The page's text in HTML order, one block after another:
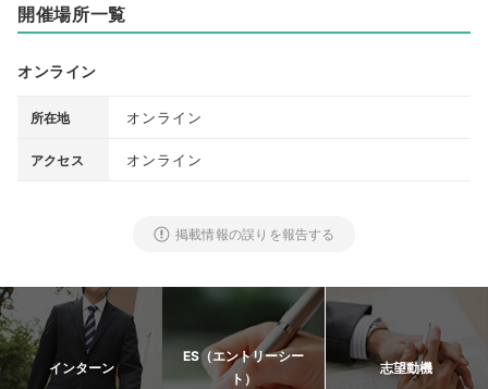
開催場所一覧
オンライン
所在地 オンライン
アクセス オンライン
掲載情報の誤りを報告する
インターン
ES（エントリーシー
ト）
志望動機